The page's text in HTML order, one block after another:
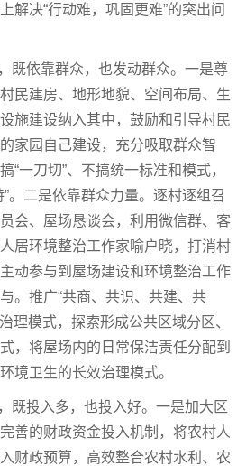
解决“行动难，巩固更难”的突出问
既依靠群众，也发动群众。一是尊
民建房、地形地貌、空间布局、生
施建设纳入其中，鼓励和引导村民
家园自己建设，充分吸取群众智
“一刀切”、不搞统一标准和模式，
。二是依靠群众力量。逐村逐组召
会、屋场恳谈会，利用微信群、客
居环境整治工作家喻户晓，打消村
动参与到屋场建设和环境整治工作
。推广“共商、共识、共建、共
理模式，探索形成公共区域分区、
，将屋场内的日常保洁责任分配到
境卫生的长效治理模式。
既投入多，也投入好。一是加大区
善的财政资金投入机制，将农村人
财政预算，高效整合农村水利、农